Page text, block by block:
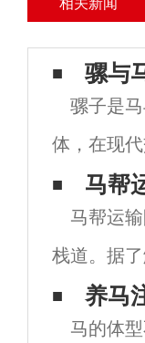
相关新闻
骡与
骡子是
体，在现
广泛的应
背后的原
马帮
马帮运
栈道。据
园利用现
物景观、
养马
马的体